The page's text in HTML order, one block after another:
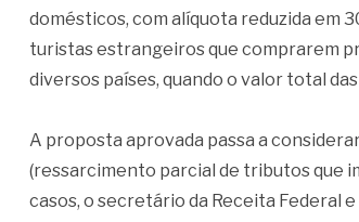
domésticos, com alíquota reduzida em
turistas estrangeiros que comprarem
diversos países, quando o valor total
A proposta aprovada passa a
(ressarcimento parcial de tributos que
casos, o secretário da Receita Federal